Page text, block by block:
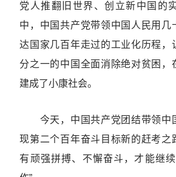
党人推翻旧世界、创立新中国的
中，中国共产党带领中国人民用几
达国家几百年走过的工业化历程，
分之一的中国全面消除绝对贫困，
建成了小康社会。
今天，中国共产党团结带领中
现第二个百年奋斗目标新的赶考之
有顽强拼搏、不懈奋斗，才能继